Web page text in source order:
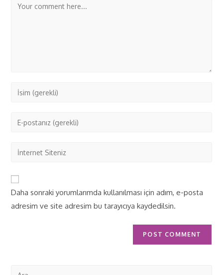
Daha sonraki yorumlarımda kullanılması için adım, e-posta
adresim ve site adresim bu tarayıcıya kaydedilsin.